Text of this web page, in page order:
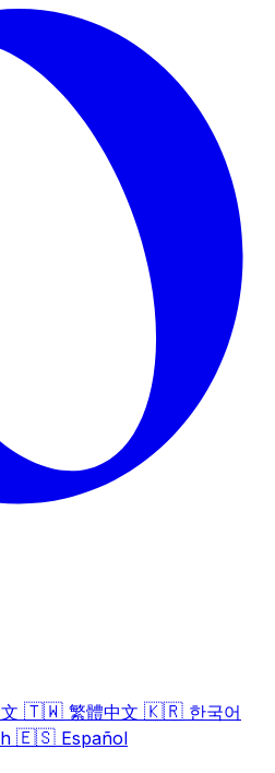
🇹🇼 繁體中文 🇰🇷 한국어
🇪🇸 Español